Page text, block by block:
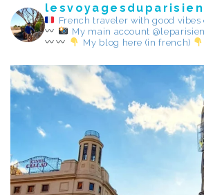
French traveler with good vibes
My main account
My blog here (in french)